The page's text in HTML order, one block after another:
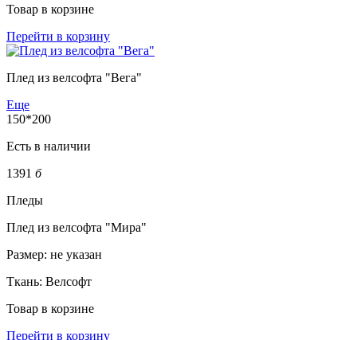
Товар в корзине
Перейти в корзину
Плед из велсофта "Вега"
Еще
150*200
Есть в наличии
1391 б
Пледы
Плед из велсофта "Мира"
Размер: не указан
Ткань: Велсофт
Товар в корзине
Перейти в корзину